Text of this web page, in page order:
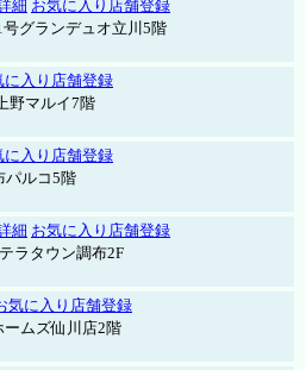
細 お気に入り店舗登録
グランデュオ立川5階
に入り店舗登録
野マルイ7階
に入り店舗登録
パルコ5階
細 お気に入り店舗登録
ラタウン調布2F
気に入り店舗登録
ムズ仙川店2階